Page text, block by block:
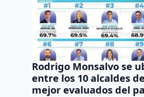
Rodrigo Monsalvo se
entre los 10 alcaldes
mejor evaluados del